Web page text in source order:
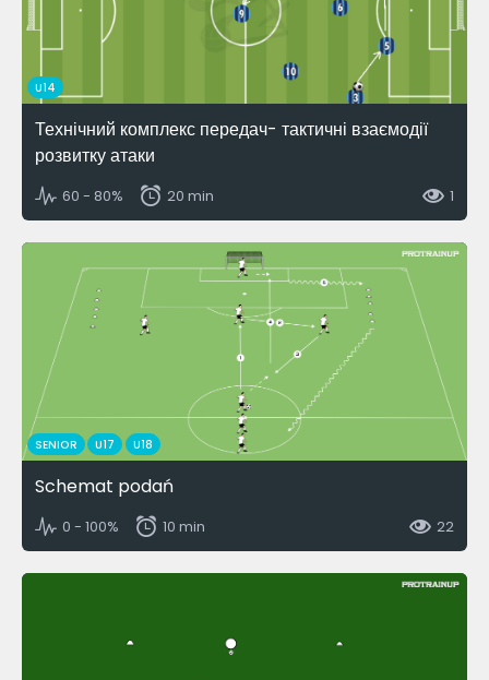
U14
Технічний комплекс передач- тактичні взаємодії
розвитку атаки
60 - 80% 20 min 1
SENIOR U17 U18
Schemat podań
0 - 100% 10 min 22